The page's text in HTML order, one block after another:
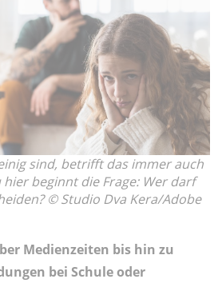
sind, betrifft das immer auch
beginnt die Frage: Wer darf
© Studio Dva Kera/Adobe
Medienzeiten bis hin zu
bei Schule oder